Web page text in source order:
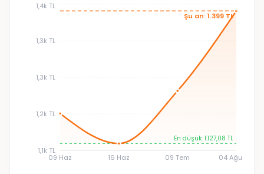
09 Haz 16 Haz 09 Tem 04 Ağu
1,1k TL
1,2k TL
1,3k TL
1,3k TL
1,4k TL
Şu an: 1.399 TL
En düşük: 1.127,08 TL